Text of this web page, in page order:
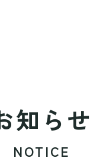
知らせ
NOTICE